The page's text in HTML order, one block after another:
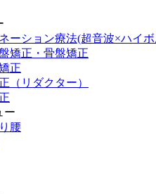
ーション療法(超音波×ハイ
矯正・骨盤矯正
正
（リダクター）
ー
腰